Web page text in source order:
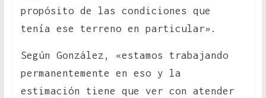
propósito de las condiciones que
tenía ese terreno en particular».
Según González, «estamos trabajando
permanentemente en eso y la
estimación tiene que ver con atender